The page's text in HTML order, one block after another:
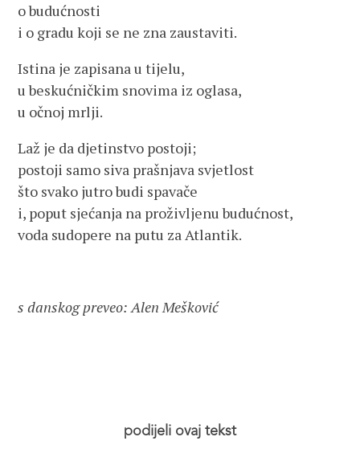
o budućnosti
i o gradu koji se ne zna zaustaviti.
Istina je zapisana u tijelu,
u beskućničkim snovima iz oglasa,
u očnoj mrlji.
Laž je da djetinstvo postoji;
postoji samo siva prašnjava svjetlost
što svako jutro budi spavače
i, poput sjećanja na proživljenu budućnost,
voda sudopere na putu za Atlantik.
s danskog preveo: Alen Mešković
podijeli ovaj tekst